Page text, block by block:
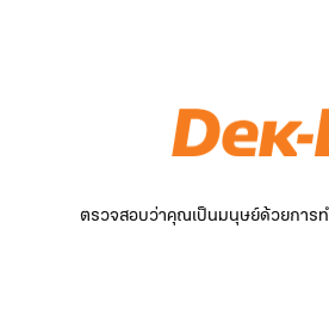
ตรวจสอบว่าคุณเป็นมนุษย์ด้วยการท